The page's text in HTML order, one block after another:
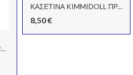
GORJUSS ΚΑΣΕΤΙΝΑ ΒΑΡΕΛΑΚΙ THE SCARF
ΚΑΣΕΤΙΝΑ KIMMIDOLL ΠΡΑΣΙΝΗ
8,50€